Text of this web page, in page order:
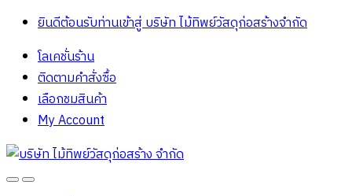
ยินดีต้อนรับท่านเข้าสู่ บริษัท ไม้ทิพย์วัสดุก่อสร้างจํากัด
โลเคชั่นร้าน
ติดตามคำสั่งซื้อ
เลือกชมสินค้า
My Account
OpenClose